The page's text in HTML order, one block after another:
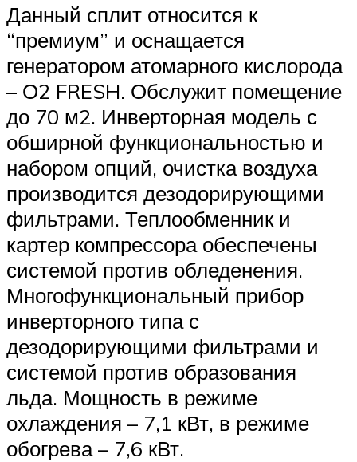
Данный сплит относится к
“премиум” и оснащается
генератором атомарного кислорода
– О2 FRESH. Обслужит помещение
до 70 м2. Инверторная модель с
обширной функциональностью и
набором опций, очистка воздуха
производится дезодорирующими
фильтрами. Теплообменник и
картер компрессора обеспечены
системой против обледенения.
Многофункциональный прибор
инверторного типа с
дезодорирующими фильтрами и
системой против образования
льда. Мощность в режиме
охлаждения – 7,1 кВт, в режиме
обогрева – 7,6 кВт.